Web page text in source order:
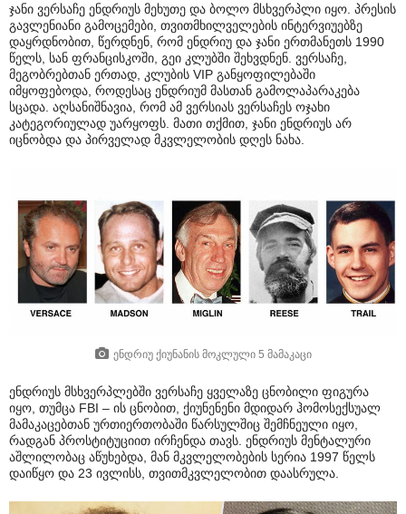
ჯანი ვერსაჩე ენდრიუს მეხუთე და ბოლო მსხვერპლი იყო. პრესის
გავლენიანი გამოცემები, თვითმხილველების ინტერვიუებზე
დაყრდნობით, წერდნენ, რომ ენდრიუ და ჯანი ერთმანეთს 1990
წელს, სან ფრანცისკოში, გეი კლუბში შეხვდნენ. ვერსაჩე,
მეგობრებთან ერთად, კლუბის VIP განყოფილებაში
იმყოფებოდა, როდესაც ენდრიუმ მასთან გამოლაპარაკება
სცადა. აღსანიშნავია, რომ ამ ვერსიას ვერსაჩეს ოჯახი
კატეგორიულად უარყოფს. მათი თქმით, ჯანი ენდრიუს არ
იცნობდა და პირველად მკვლელობის დღეს ნახა.
ენდრიუ ქიუნანის მოკლული 5 მამაკაცი
ენდრიუს მსხვერპლებში ვერსაჩე ყველაზე ცნობილი ფიგურა
იყო, თუმცა FBI – ის ცნობით, ქიუნენენი მდიდარ ჰომოსექსუალ
მამაკაცებთან ურთიერთობაში წარსულშიც შემჩნეული იყო,
რადგან პროსტიტუციით ირჩენდა თავს. ენდრიუს მენტალური
აშლილობაც აწუხებდა, მან მკვლელობების სერია 1997 წელს
დაიწყო და 23 ივლისს, თვითმკვლელობით დაასრულა.